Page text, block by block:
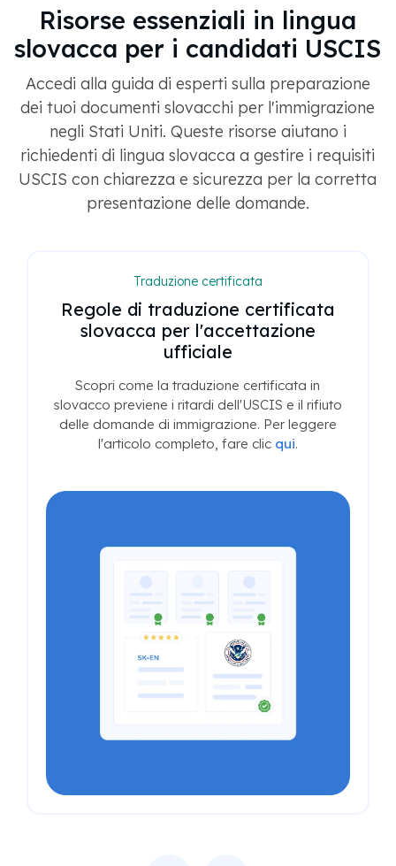
Risorse essenziali in lingua
slovacca per i candidati USCIS
Accedi alla guida di esperti sulla preparazione
dei tuoi documenti slovacchi per l'immigrazione
negli Stati Uniti. Queste risorse aiutano i
richiedenti di lingua slovacca a gestire i requisiti
USCIS con chiarezza e sicurezza per la corretta
presentazione delle domande.
Traduzione certificata
Regole di traduzione certificata
slovacca per l'accettazione
ufficiale
Scopri come la traduzione certificata in
slovacco previene i ritardi dell'USCIS e il rifiuto
delle domande di immigrazione. Per leggere
l'articolo completo, fare clic qui.